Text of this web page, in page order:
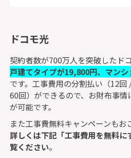
ドコモ光
契約者数が700万人を突破したド
戸建てタイプが19,800円、マン
です。工事費用の分割払い（12
60回）ができるので、お財布事情
が可能です。
また工事費無料キャンペーンもお
詳しくは下記「工事費用を無料に
覧ください。